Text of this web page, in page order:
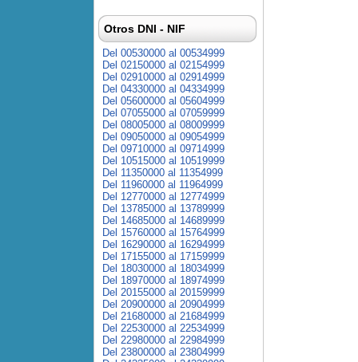
Otros DNI - NIF
Del 00530000 al 00534999
Del 02150000 al 02154999
Del 02910000 al 02914999
Del 04330000 al 04334999
Del 05600000 al 05604999
Del 07055000 al 07059999
Del 08005000 al 08009999
Del 09050000 al 09054999
Del 09710000 al 09714999
Del 10515000 al 10519999
Del 11350000 al 11354999
Del 11960000 al 11964999
Del 12770000 al 12774999
Del 13785000 al 13789999
Del 14685000 al 14689999
Del 15760000 al 15764999
Del 16290000 al 16294999
Del 17155000 al 17159999
Del 18030000 al 18034999
Del 18970000 al 18974999
Del 20155000 al 20159999
Del 20900000 al 20904999
Del 21680000 al 21684999
Del 22530000 al 22534999
Del 22980000 al 22984999
Del 23800000 al 23804999